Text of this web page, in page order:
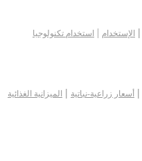
| الإستخدام |
استخدام تكنولوجيا
| أسعار زراعية-نباتية | الميزانية الغذائية